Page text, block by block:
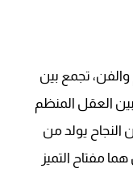
والفن، تجمع بين
العقل المنظم
النجاح يولد من
مفتاح التميز